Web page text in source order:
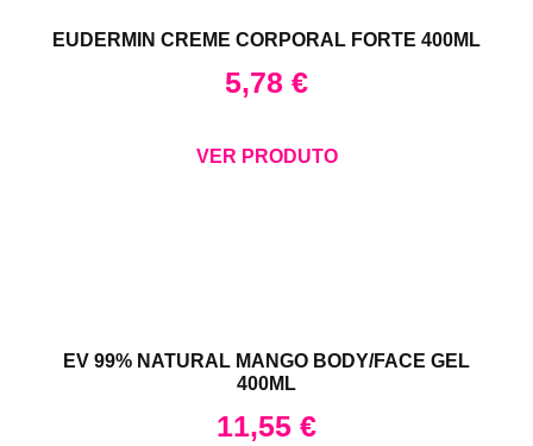
EUDERMIN CREME CORPORAL FORTE 400ML
5,78 €
VER PRODUTO
EV 99% NATURAL MANGO BODY/FACE GEL
400ML
11,55 €